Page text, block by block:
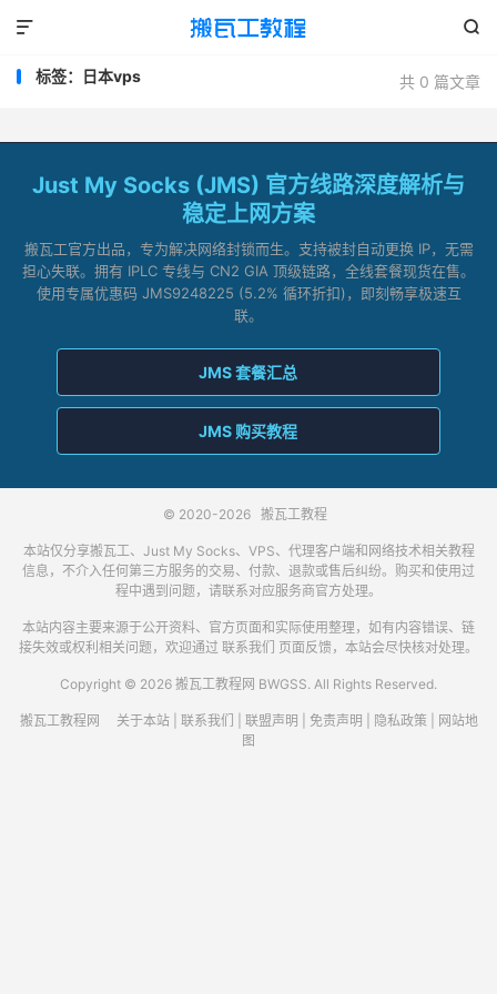


共 0 篇文章
标签：日本vps
Just My Socks (JMS) 官方线路深度解析与
稳定上网方案
搬瓦工官方出品，专为解决网络封锁而生。支持被封自动更换 IP，无需
担心失联。拥有 IPLC 专线与 CN2 GIA 顶级链路，全线套餐现货在售。
使用专属优惠码 JMS9248225 (5.2% 循环折扣)，即刻畅享极速互
联。
JMS 套餐汇总
JMS 购买教程
© 2020-2026 搬瓦工教程
本站仅分享搬瓦工、Just My Socks、VPS、代理客户端和网络技术相关教程
信息，不介入任何第三方服务的交易、付款、退款或售后纠纷。购买和使用过
程中遇到问题，请联系对应服务商官方处理。
本站内容主要来源于公开资料、官方页面和实际使用整理，如有内容错误、链
接失效或权利相关问题，欢迎通过 联系我们 页面反馈，本站会尽快核对处理。
Copyright © 2026 搬瓦工教程网 BWGSS. All Rights Reserved.
搬瓦工教程网 关于本站| 联系我们 联盟声明 免责声明 隐私政策
网站地
图